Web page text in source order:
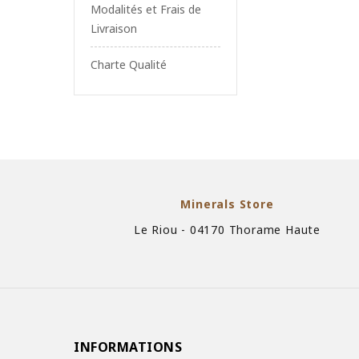
Modalités et Frais de
Livraison
Charte Qualité
Minerals Store
Le Riou - 04170 Thorame Haute
INFORMATIONS